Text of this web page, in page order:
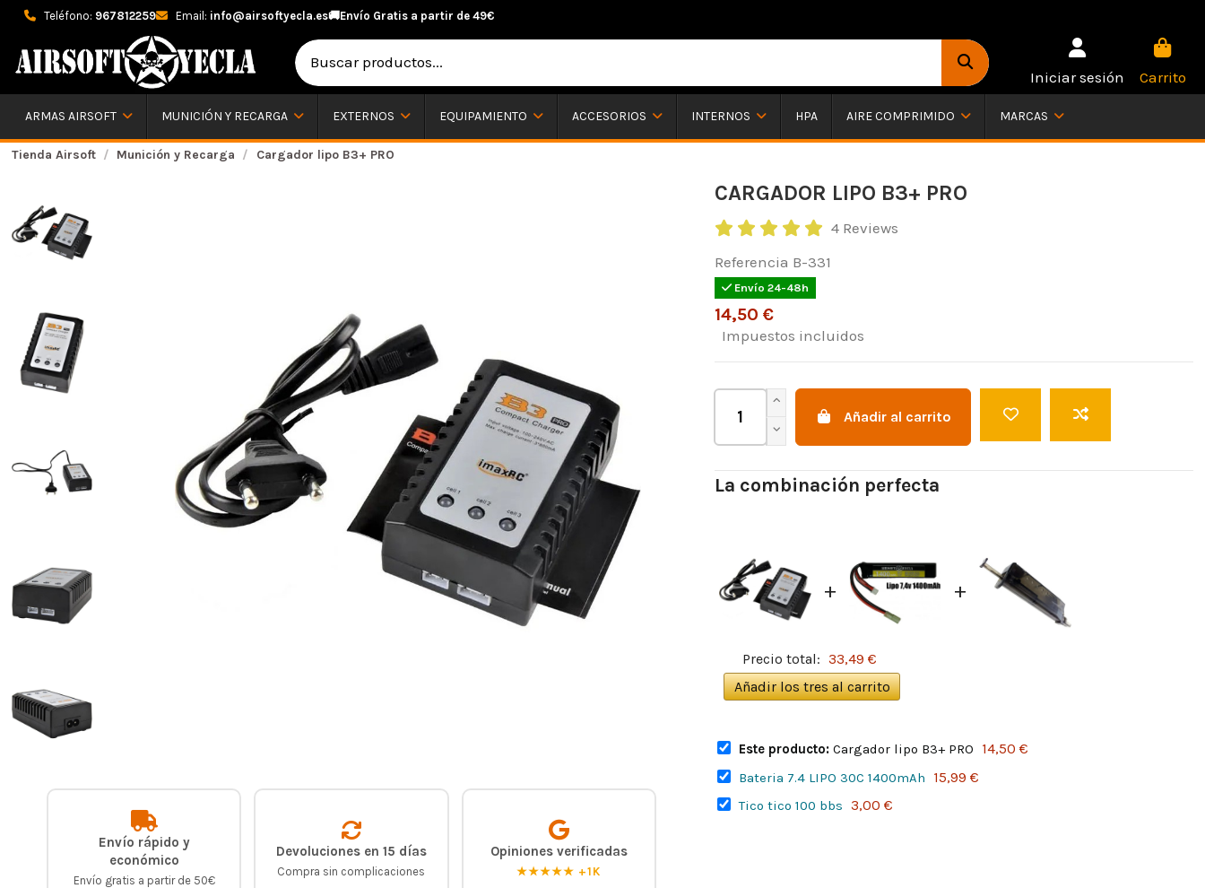
Teléfono: 967812259 Email: info@airsoftyecla.es🚚Envío Gratis a partir de 49€
Iniciar sesión Carrito
ARMAS AIRSOFT MUNICIÓN Y RECARGA EXTERNOS EQUIPAMIENTO ACCESORIOS INTERNOS HPA AIRE COMPRIMIDO MARCAS
Tienda Airsoft Munición y Recarga Cargador lipo B3+ PRO
Envío rápido y
económico
Envío gratis a partir de 50€
Devoluciones en 15 días
Compra sin complicaciones
Opiniones verificadas
★★★★★ +1K
CARGADOR LIPO B3+ PRO
4 Reviews
Referencia B-331
Envío 24-48h
14,50 €
Impuestos incluidos
Añadir al carrito
La combinación perfecta
+ +
Precio total: 33,49 €
Añadir los tres al carrito
Este producto:Cargador lipo B3+ PRO 14,50 €
Bateria 7.4 LIPO 30C 1400mAh 15,99 €
Tico tico 100 bbs 3,00 €